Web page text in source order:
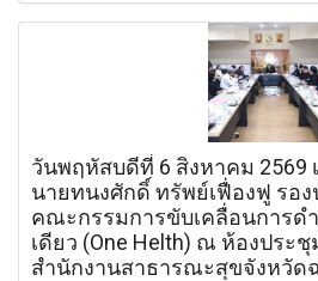
วันพฤหัสบดีที่ 6 สิงหาคม 2569
นายทนงศักดิ์ ทรัพย์เฟื่องฟู รอ
คณะกรรมการขับเคลื่อนการด
เดียว (One Helth) ณ ห้องประ
สำนักงานสาธารณะสุขจังหวัดฉ